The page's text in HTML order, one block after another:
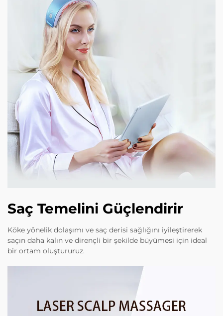
Saç Temelini Güçlendirir
Köke yönelik dolaşımı ve saç derisi sağlığını iyileştirerek
saçın daha kalın ve dirençli bir şekilde büyümesi için ideal
bir ortam oluştururuz.